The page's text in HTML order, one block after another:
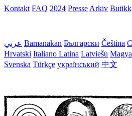
Kontakt FAQ 2024 Presse Arkiv Butikk
عربي Bamanakan Български Čeština
Hrvatski Italiano Latina Latviešu
Svenska Türkçe український 中文